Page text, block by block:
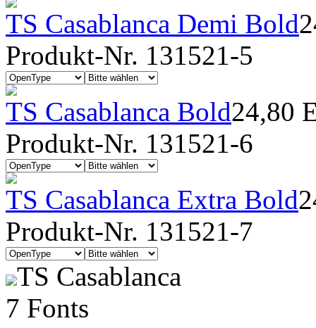
TS Casablanca Demi Bold
Produkt-Nr. 131521-5
TS Casablanca Bold24,80
Produkt-Nr. 131521-6
TS Casablanca Extra Bold
Produkt-Nr. 131521-7
TS Casablanca
7 Fonts